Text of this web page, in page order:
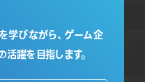
学びながら、ゲーム企
躍を目指します。